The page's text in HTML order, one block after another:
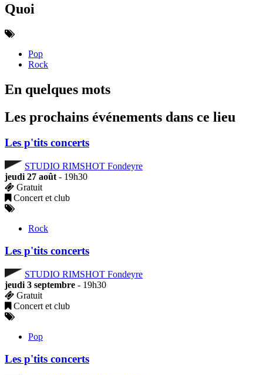
Quoi
Pop
Rock
En quelques mots
Les prochains événements dans ce lieu
Les p'tits concerts
STUDIO RIMSHOT Fondeyre
jeudi 27 août - 19h30
Gratuit
Concert et club
Rock
Les p'tits concerts
STUDIO RIMSHOT Fondeyre
jeudi 3 septembre - 19h30
Gratuit
Concert et club
Pop
Les p'tits concerts